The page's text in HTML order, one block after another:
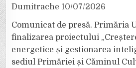
Dumitrache 10/07/2026
Comunicat de presă. Primăria
finalizarea proiectului
energetice și gestionarea
sediul Primăriei și Căminul